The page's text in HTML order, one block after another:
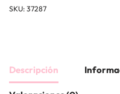
SKU: 37287
Descripción